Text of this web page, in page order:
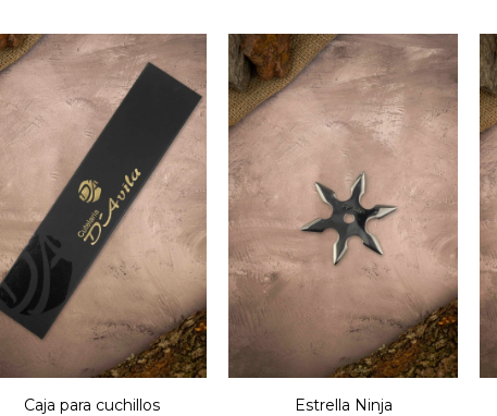
Caja para cuchillos
Estrella Ninja